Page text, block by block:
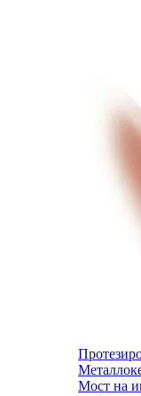
Мост на